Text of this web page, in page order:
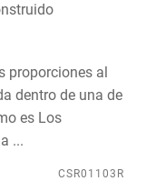
proporciones al
dentro de una de
es Los
...
CSR01103R